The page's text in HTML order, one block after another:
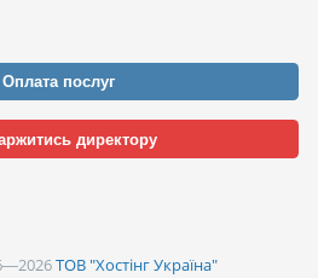
Оплата послуг
директору
ТОВ "Хостінг Україна"